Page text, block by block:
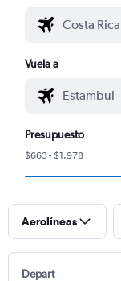
Vuela a
Presupuesto
$663 - $1.978
Aerolíneas
Depart